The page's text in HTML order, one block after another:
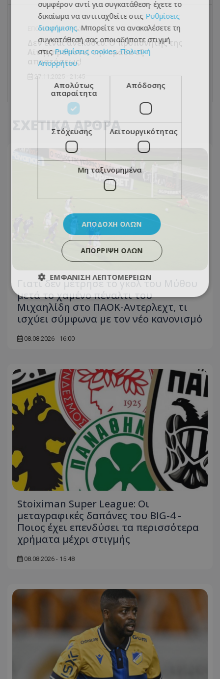
ΕΠΌΜΕΝΟ ΆΡΘΡΟ
Δεν είναι ανέκδοτο: Ο προπονητής της
Αϊτής προπονεί την ομάδα εξ
αποστάσεως!
27.11.2025 - 21:45
ΣΧΕΤΙΚΑ ΑΡΘΡΑ
Γιατί δεν μέτρησε το γκολ του Μύθου
μετά το χαμένο πέναλτι του
Μιχαηλίδη στο ΠΑΟΚ-Αντερλεχτ, τι
ισχύει σύμφωνα με τον νέο κανονισμό
08.08.2026 - 16:00
Stoiximan Super League: Οι
μεταγραφικές δαπάνες του BIG-4 -
Ποιος έχει επενδύσει τα περισσότερα
χρήματα μέχρι στιγμής
08.08.2026 - 15:48
συμφέρον αντί για συγκατάθεση· έχετε το
δικαίωμα να αντιταχθείτε στις Ρυθμίσεις
διαφήμισης. Μπορείτε να ανακαλέσετε τη
συγκατάθεσή σας οποιαδήποτε στιγμή
στις Ρυθμίσεις cookies. Πολιτική
Απορρήτου
Απολύτως
απαραίτητα
Απόδοσης
Στόχευσης Λειτουργικότητας
Μη ταξινομημένα
ΑΠΟΔΟΧΉ ΌΛΩΝ
ΑΠΌΡΡΙΨΗ ΌΛΩΝ
ΕΜΦΆΝΙΣΗ ΛΕΠΤΟΜΕΡΕΙΏΝ